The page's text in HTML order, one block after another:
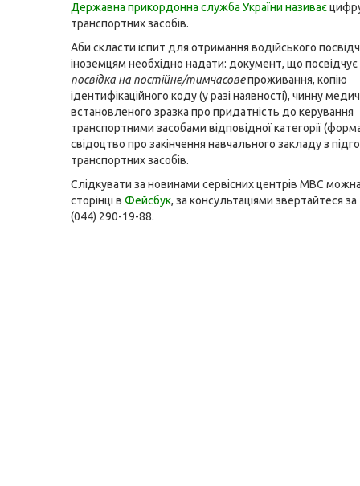
Державна прикордонна служба України називає
транспортних засобів.
Аби скласти іспит для отримання водійського
іноземцям необхідно надати: документ, що
посвідка на постійне/тимчасовепроживання, копію
ідентифікаційного коду (у разі наявності), чинну
встановленого зразка про придатність до керування
транспортними засобами відповідної категорії
свідоцтво про закінчення навчального закладу з
транспортних засобів.
Слідкувати за новинами сервісних центрів МВС можна
сторінці в Фейсбук, за консультаціями звертайтеся
(044) 290-19-88.